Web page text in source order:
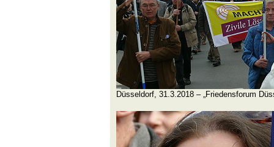
Düsseldorf, 31.3.2018 – „Friedensforum